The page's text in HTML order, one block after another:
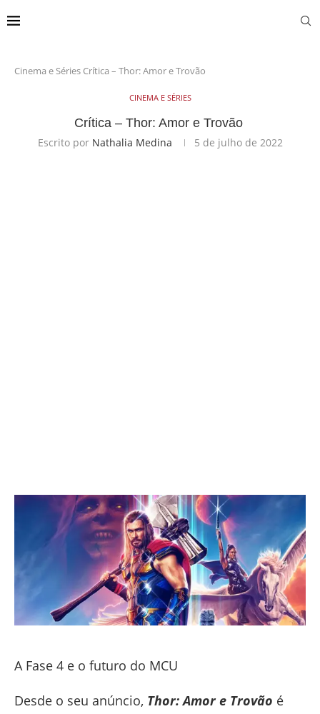
Cinema e Séries Crítica – Thor: Amor e Trovão
CINEMA E SÉRIES
Crítica – Thor: Amor e Trovão
Escrito por Nathalia Medina 5 de julho de 2022
A Fase 4 e o futuro do MCU
Desde o seu anúncio, Thor: Amor e Trovão é